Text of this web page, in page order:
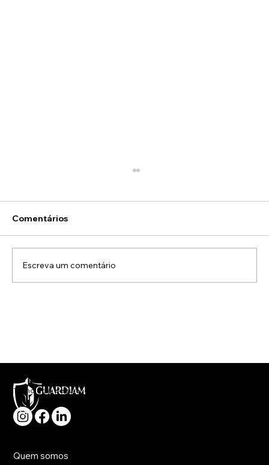
Comentários
Escreva um comentário
Quem somos
Tecnologia, segurança e rapidez no atendimento a sua necessidade.